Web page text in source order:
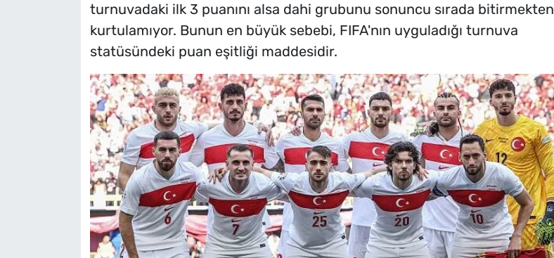
turnuvadaki ilk 3 puanını alsa dahi grubunu sonuncu sırada bitirmekten
kurtulamıyor. Bunun en büyük sebebi, FIFA'nın uyguladığı turnuva
statüsündeki puan eşitliği maddesidir.